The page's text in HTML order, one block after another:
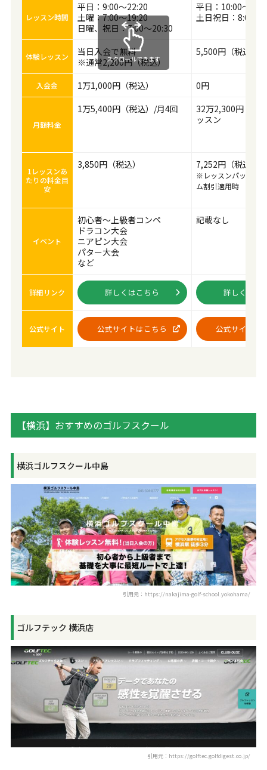
レッスン時間
平日：9:00～22:20
土曜：7:00～19:20
日曜、祝日：7:00～20:30
平日：10:00～
土日祝日：8:00～
体験レッスン
当日入会で無料
※通常2,200円（税込）
5,500円（税込）
入会金 1万1,000円（税込） 0円
月額料金
1万5,400円（税込）/月4回
32万2,300円（税
ッスン
1レッスンあ
たりの料金目
安
3,850円（税込） 7,252円（税込）
※レッスンパック40
ム割引適用時
イベント
初心者～上級者コンペ
ドラコン大会
ニアピン大会
パター大会
など
記載なし
詳細リンク 詳しくはこちら 詳しくはこ
公式サイト 公式サイトはこちら 公式サイトは
スクロールできます
【横浜】おすすめのゴルフスクール
横浜ゴルフスクール中島
引用元：https://nakajima-golf-school.yokohama/
ゴルフテック 横浜店
引用元：https://golftec.golfdigest.co.jp/